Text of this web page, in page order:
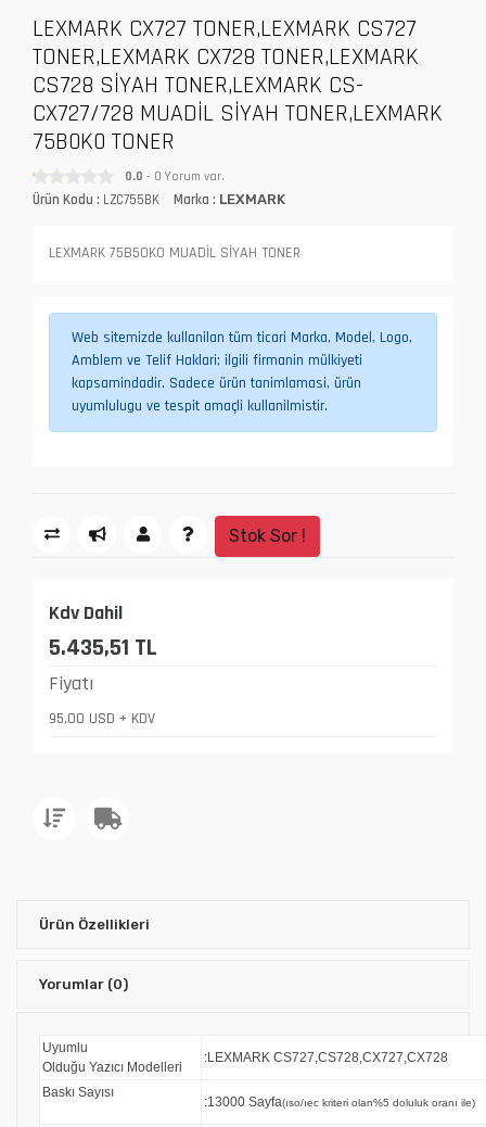
LEXMARK CX727 TONER,LEXMARK CS727
TONER,LEXMARK CX728 TONER,LEXMARK
CS728 SİYAH TONER,LEXMARK CS-
CX727/728 MUADİL SİYAH TONER,LEXMARK
75B0K0 TONER
0.0 - 0 Yorum var.
Ürün Kodu : LZC755BK Marka : LEXMARK
LEXMARK 75B50K0 MUADİL SİYAH TONER
Web sitemizde kullanilan tüm ticari Marka, Model, Logo,
Amblem ve Telif Haklari; ilgili firmanin mülkiyeti
kapsamindadir. Sadece ürün tanimlamasi, ürün
uyumlulugu ve tespit amaçli kullanilmistir.
Stok Sor !
Kdv Dahil
5.435,51 TL
Fiyatı
95,00 USD + KDV
Ürün Özellikleri
Yorumlar (0)
Uyumlu
Olduğu Yazıcı Modelleri
:LEXMARK CS727,CS728,CX727,CX728
Baskı Sayısı
:13000 Sayfa(ıso/ıec kriteri olan%5 doluluk oranı ile)